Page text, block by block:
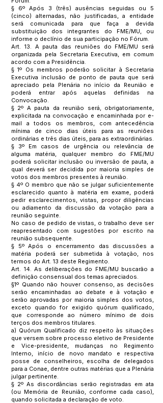
§ 6º Após 3 (três) ausências seguidas ou 5
(cinco) alternadas, não justificadas, a entidade
será comunicada para que faça a devida
substituição dos integrantes do FME/MU, ou
informe o declínio de sua participação no Fórum.
Art. 13. A pauta das reuniões do FME/MU será
organizada pela Secretaria Executiva, em comum
acordo com a Presidência.
§ 1º Os membros poderão solicitar à Secretaria
Executiva inclusão de ponto de pauta que será
apreciado pela Plenária no início da Reunião e
poderá entrar após aquelas definidas na
Convocação.
§ 2º A pauta da reunião será, obrigatoriamente,
explicitada na convocação e encaminhada por e-
mail a todos os membros, com antecedência
mínima de cinco dias úteis para as reuniões
ordinárias e três dias úteis, para as extraordinárias.
§ 3º Em casos de urgência ou relevância de
alguma matéria, qualquer membro do FME/MU
poderá solicitar inclusão ou inversão de pauta, a
qual deverá ser decidida por maioria simples de
votos dos membros presentes à reunião.
§ 4º O membro que não se julgar suficientemente
esclarecido quanto à matéria em exame, poderá
pedir esclarecimentos, vistas, propor diligências
ou adiamento da discussão da votação para a
reunião seguinte.
No caso de pedido de vistas, o trabalho deve ser
reapresentado com sugestões por escrito na
reunião subsequente.
§ 5º Após o encerramento das discussões a
matéria poderá ser submetida à votação, nos
termos do Art. 13 deste Regimento.
Art. 14. As deliberações do FME/MU buscarão a
definição consensual dos temas apreciados.
§1º Quando não houver consenso, as decisões
serão encaminhadas ao debate e à votação e
serão aprovadas por maioria simples dos votos,
exceto quando for exigido quórum qualificado,
que corresponde ao número mínimo de dois
terços dos membros titulares.
a) Quórum Qualificado diz respeito às situações
que versem sobre processo eletivo de Presidente
e Vice-presidente, mudanças no Regimento
Interno, início de novo mandato e respectiva
posse de conselheiros, escolha de delegados
para a Conae, dentre outras matérias que a Plenária
julgar pertinente.
§ 2º As discordâncias serão registradas em ata
(ou Memória de Reunião, conforme cada caso),
quando solicitada a declaração de voto.